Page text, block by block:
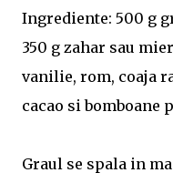
Ingrediente: 500 g
350 g zahar sau
vanilie, rom, coaja
cacao si bomboane
Graul se spala in